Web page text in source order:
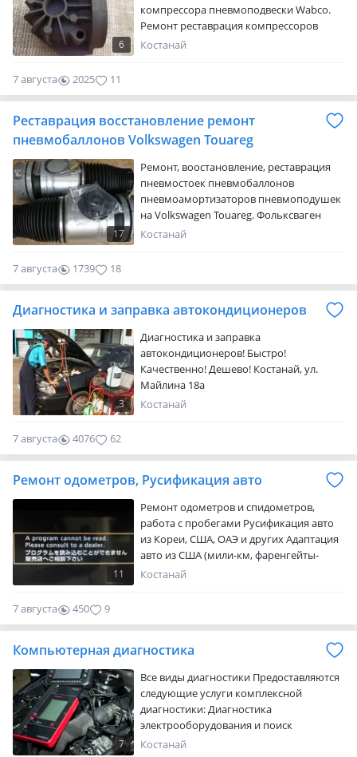
6
компрессора пневмоподвески Wabco.
Ремонт реставрация компрессоров
пневмоподвески. Ремонтный комплект,
производству комплектующих
запчастей для известных фирм-
производителей компрессоров
Применяется на автомобилях:
Мерседес…
Костанай
7 августа 2025 11
Реставрация восстановление ремонт
пневмобаллонов Volkswagen Touareg
17
Ремонт, воостановление, реставрация
пневмостоек пневмобаллонов
пневмоамортизаторов пневмоподушек
на Volkswagen Touareg. Фольксваген
Туарег. Многолетний опыт работы,
европейского производителя, с
усиленными характеристиками.
автомобиль AUDI и PORSCHE.
Производим ремонт компрессоров
пневмоподве…
Костанай
7 августа 1739 18
Диагностика и заправка автокондиционеров
3
Диагностика и заправка
автокондиционеров! Быстро!
Качественно! Дешево! Костанай, ул.
Майлина 18а
Костанай
7 августа 4076 62
Ремонт одометров, Русификация авто
11
Ремонт одометров и спидометров,
работа с пробегами Русификация авто
из Кореи, США, ОАЭ и других Адаптация
авто из США (мили-км, фаренгейты-
цельсии, галлоны-литры)
ходовых огней (DRL) Включение-
отключение зуммера не пристегнутых
работ МЫ НАХОДИМСЯ В КОСТАНАЕ!
Костанай
7 августа 450 9
Компьютерная диагностика
7
Все виды диагностики Предоставляются
следующие услуги комплексной
диагностики: Диагностика
электрооборудования и поиск
неисправностей Диагностика
Костанай